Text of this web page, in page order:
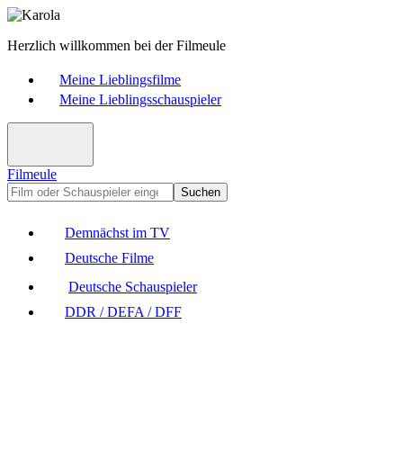
Herzlich willkommen bei der Filmeule
Meine Lieblingsfilme
Meine Lieblingsschauspieler
Filmeule
Suchen
Demnächst im TV
Deutsche Filme
Deutsche Schauspieler
DDR / DEFA / DFF